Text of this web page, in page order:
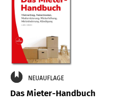
NEUAUFLAGE
Das Mieter-Handbuch